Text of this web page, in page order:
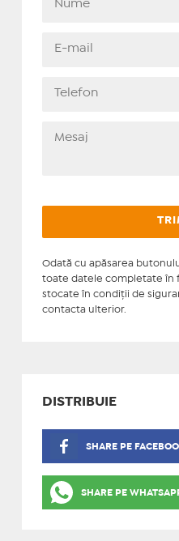
Odată cu apăsarea
toate datele completate în
stocate în condiţii de
contacta ulterior.
DISTRIBUIE
SHARE PE
SHARE PE